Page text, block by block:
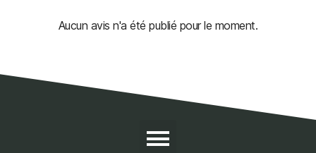
Aucun avis n'a été publié pour le moment.